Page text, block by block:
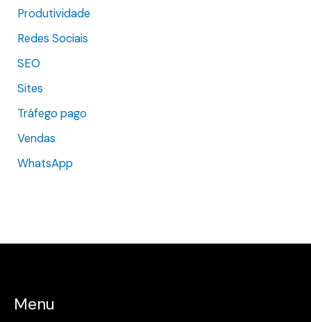
Produtividade
Redes Sociais
SEO
Sites
Tráfego pago
Vendas
WhatsApp
Menu